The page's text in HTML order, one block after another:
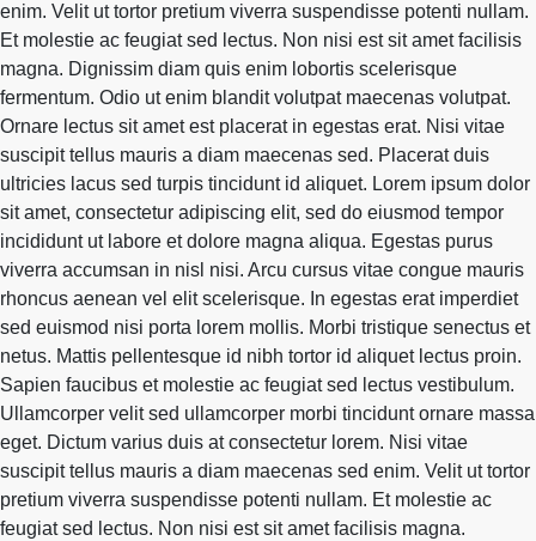
enim. Velit ut tortor pretium viverra suspendisse potenti nullam.
Et molestie ac feugiat sed lectus. Non nisi est sit amet facilisis
magna. Dignissim diam quis enim lobortis scelerisque
fermentum. Odio ut enim blandit volutpat maecenas volutpat.
Ornare lectus sit amet est placerat in egestas erat. Nisi vitae
suscipit tellus mauris a diam maecenas sed. Placerat duis
ultricies lacus sed turpis tincidunt id aliquet. Lorem ipsum dolor
sit amet, consectetur adipiscing elit, sed do eiusmod tempor
incididunt ut labore et dolore magna aliqua. Egestas purus
viverra accumsan in nisl nisi. Arcu cursus vitae congue mauris
rhoncus aenean vel elit scelerisque. In egestas erat imperdiet
sed euismod nisi porta lorem mollis. Morbi tristique senectus et
netus. Mattis pellentesque id nibh tortor id aliquet lectus proin.
Sapien faucibus et molestie ac feugiat sed lectus vestibulum.
Ullamcorper velit sed ullamcorper morbi tincidunt ornare massa
eget. Dictum varius duis at consectetur lorem. Nisi vitae
suscipit tellus mauris a diam maecenas sed enim. Velit ut tortor
pretium viverra suspendisse potenti nullam. Et molestie ac
feugiat sed lectus. Non nisi est sit amet facilisis magna.